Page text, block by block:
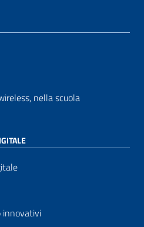
nella scuola
innovativi